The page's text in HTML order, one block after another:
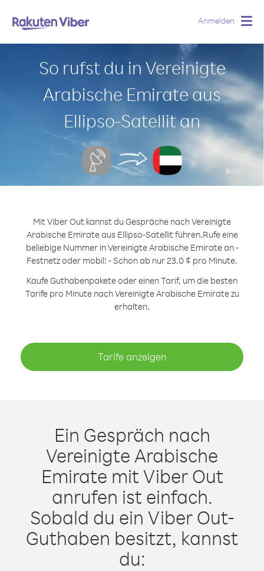
Anmelden
So rufst du in Vereinigte
Arabische Emirate aus
Ellipso-Satellit an
Mit Viber Out kannst du Gespräche nach Vereinigte
Arabische Emirate aus Ellipso-Satellit führen.Rufe eine
beliebige Nummer in Vereinigte Arabische Emirate an -
Festnetz oder mobil! - Schon ab nur 23.0 ¢ pro Minute.
Kaufe Guthabenpakete oder einen Tarif, um die besten
Tarife pro Minute nach Vereinigte Arabische Emirate zu
erhalten.
Tarife anzeigen
Ein Gespräch nach
Vereinigte Arabische
Emirate mit Viber Out
anrufen ist einfach.
Sobald du ein Viber Out-
Guthaben besitzt, kannst
du: